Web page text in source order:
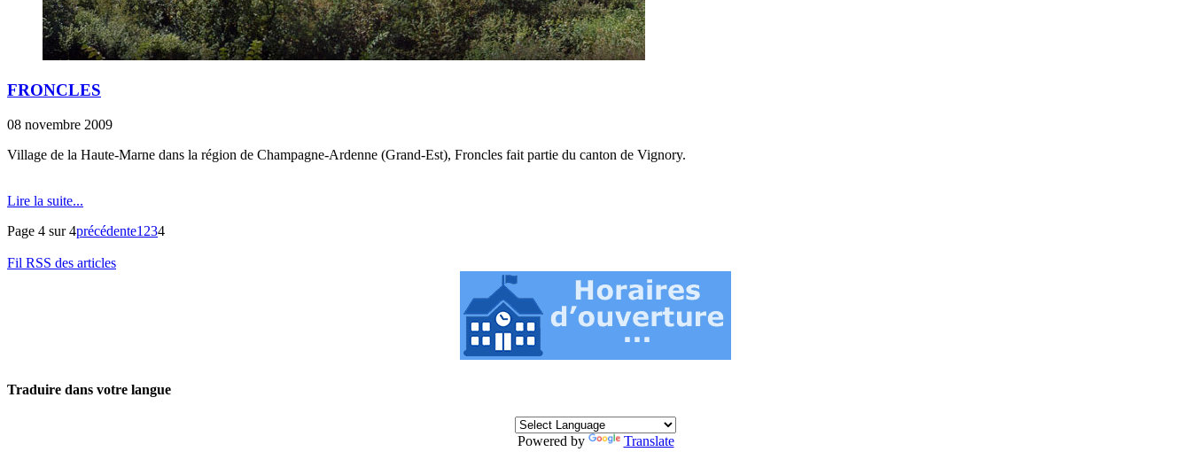
FRONCLES
08 novembre 2009
Village de la Haute-Marne dans la région de Champagne-Ardenne (Grand-Est), Froncles fait partie du canton de Vignory.
Lire la suite...
Page 4 sur 4précédente1 234
Fil RSS des articles
Traduire dans votre langue
Powered by Translate